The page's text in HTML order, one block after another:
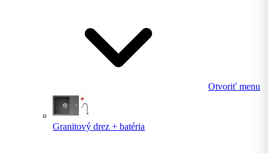
Otvoriť menu
Granitový drez + batéria